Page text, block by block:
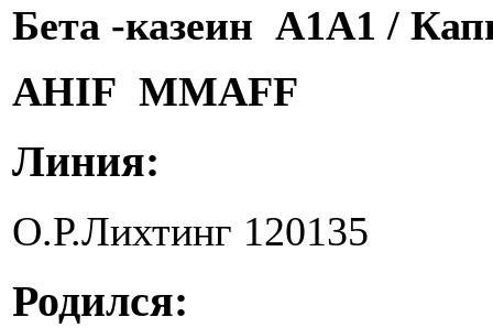
Бета -казеин А1А1 /
АНIF MMAFF
Линия:
О.Р.Лихтинг 120135
Родился: